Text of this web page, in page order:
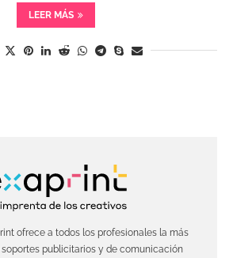
LEER MÁS
ofrece a todos los profesionales la más
publicitarios y de comunicación